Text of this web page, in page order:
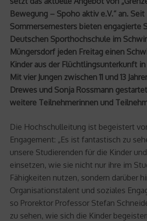
Bewegung – Spoho aktiv e.V.“ an.
Sommersemesters bieten engagierte
Deutschen Sporthochschule im
Müngersdorf jeden Freitag einen
Kinder aus der Flüchtlingsunterkunft
Mit vier Jungen zwischen 11 und 13
Drewes und Sonja Rossmann
weitere Teilnehmerinnen und
Die Hochschulleitung ist begeistert
Engagement: „Es ist fantastisch zu
unsere Studierenden für die Kinder
einsetzen, wie sie nicht nur ihre im
Fähigkeiten nutzen, sondern darüber
Organisationstalent und soziales
so Prorektor Professor Stefan
zu sehen, wie sich die Kinder